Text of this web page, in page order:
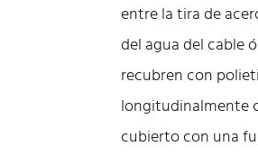
entre la tira de
del agua del cable
recubren con
longitudinalmente
cubierto con una